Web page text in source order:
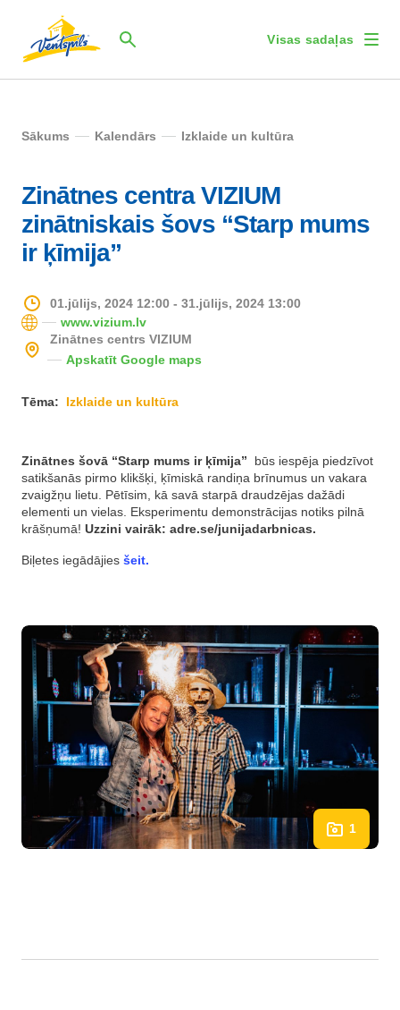
Visas sadaļas
Sākums Kalendārs Izklaide un kultūra
Zinātnes centra VIZIUM
zinātniskais šovs “Starp mums
ir ķīmija”
01.jūlijs, 2024 12:00 - 31.jūlijs, 2024 13:00
www.vizium.lv
Zinātnes centrs VIZIUM
Apskatīt Google maps
Tēma: Izklaide un kultūra
Zinātnes šovā “Starp mums ir ķīmija”
būs iespēja piedzīvot
satikšanās pirmo klikšķi, ķīmiskā randiņa brīnumus un vakara
zvaigžņu lietu. Pētīsim, kā savā starpā draudzējas dažādi
elementi un vielas. Eksperimentu demonstrācijas notiks pilnā
krāšņumā! Uzzini vairāk: adre.se/junijadarbnicas.
Biļetes iegādājies šeit.
1